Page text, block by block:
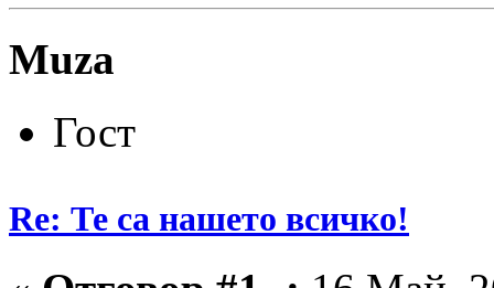
Muza
Гост
Re: Те са нашето всичко!